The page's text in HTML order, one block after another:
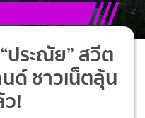
ประณัย” สวีต
ด์ ชาวเน็ตลุ้น
!